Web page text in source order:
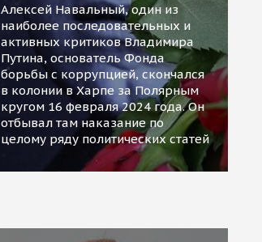
Алексей Навальный, один из
наиболее последовательных и
активных критиков Владимира
Путина, основатель Фонда
борьбы с коррупцией, скончался
в колонии в Харпе за Полярным
кругом 16 февраля 2024 года. Он
отбывал там наказание по
целому ряду политических статей